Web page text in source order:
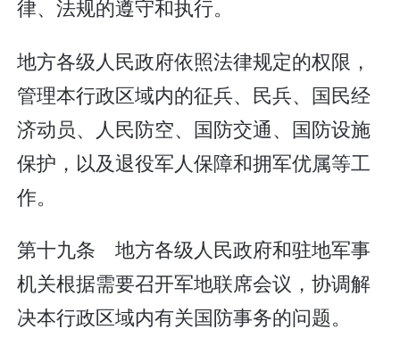
律、法规的遵守和执行。
地方各级人民政府依照法律规定的权限，
管理本行政区域内的征兵、民兵、国民经
济动员、人民防空、国防交通、国防设施
保护，以及退役军人保障和拥军优属等工
作。
第十九条 地方各级人民政府和驻地军事
机关根据需要召开军地联席会议，协调解
决本行政区域内有关国防事务的问题。